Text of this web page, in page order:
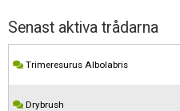
Senast aktiva trådarna
Trimeresurus Albolabris
Drybrush